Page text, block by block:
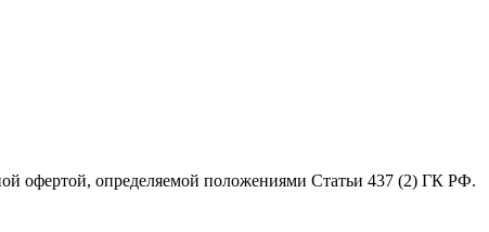
офертой, определяемой положениями Статьи 437 (2) ГК РФ.